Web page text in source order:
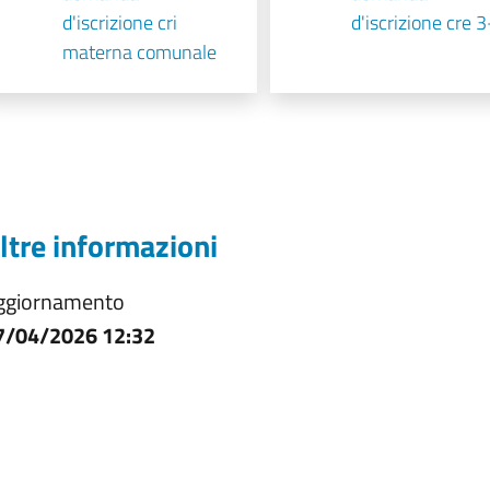
d'iscrizione cri
materna comunale
d'iscrizione cre
informazioni
04/2026 12:32